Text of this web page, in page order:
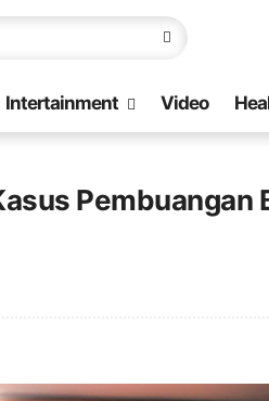
Intertainment Video
Pembuangan